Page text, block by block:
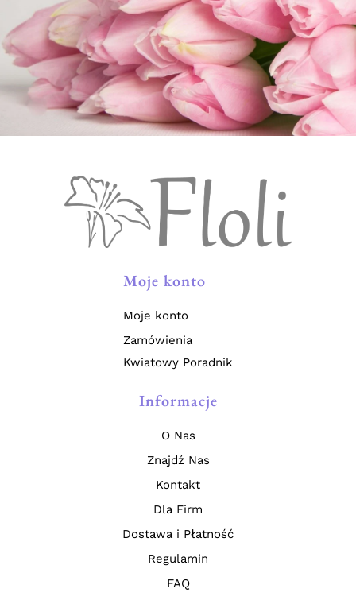
Moje konto
Moje konto
Zamówienia
Kwiatowy Poradnik
Informacje
O Nas
Znajdź Nas
Kontakt
Dla Firm
Dostawa i Płatność
Regulamin
FAQ